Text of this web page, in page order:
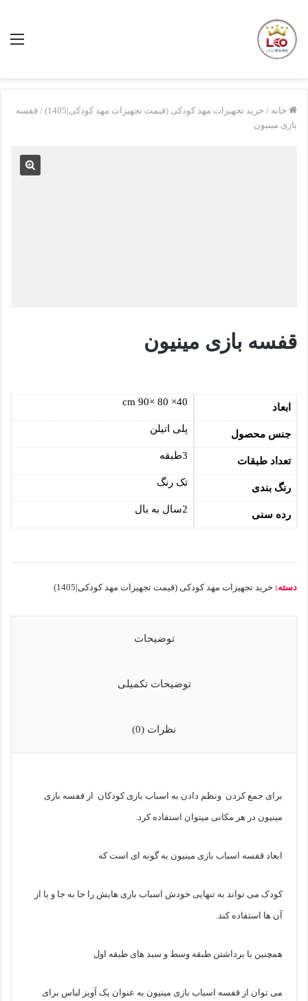
خانه / خرید تجهیزات مهد کودکی (قیمت تجهیزات مهد کودکی|1405) / قفسه
بازی مینیون
قفسه بازی مینیون
ابعاد 40× 80 ×90 cm
جنس محصول پلی اتیلن
تعداد طبقات 3طبقه
رنگ بندی تک رنگ
رده سنی 2سال به بال
دسته: خرید تجهیزات مهد کودکی (قیمت تجهیزات مهد کودکی|1405)
توضیحات
توضیحات تکمیلی
نظرات (0)
برای جمع کردن ونظم دادن به اسباب بازی کودکان از قفسه بازی
مینیون در هر مکانی میتوان استفاده کرد.
ابعاد قفسه اسباب بازی مینیون به گونه ای است که
کودک می تواند به تنهایی خودش اسباب بازی هایش را جا به جا و یا از
آن ها استفاده کند.
همچنین با برداشتن طبقه وسط و سبد های طبقه اول
می توان از قفسه اسباب بازی مینیون به عنوان یک آویز لباس برای